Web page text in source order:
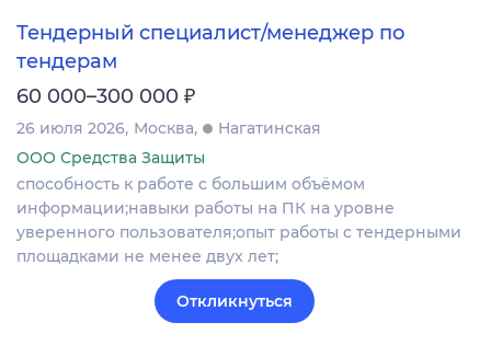
Тендерный специалист/менеджер по
тендерам
60 000–300 000 ₽
26 июля 2026 Москва
Нагатинская
ООО Средства Защиты
способность к работе с большим объёмом
информации;навыки работы на ПК на уровне
уверенного пользователя;опыт работы с тендерными
площадками не менее двух лет;
Откликнуться